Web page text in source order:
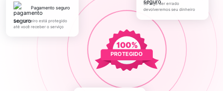
PROTEGIDO
pagamento seguro
Seu dinheiro está protegido
até você receber o serviço
Se algo der errado
devolveremos seu dinheiro